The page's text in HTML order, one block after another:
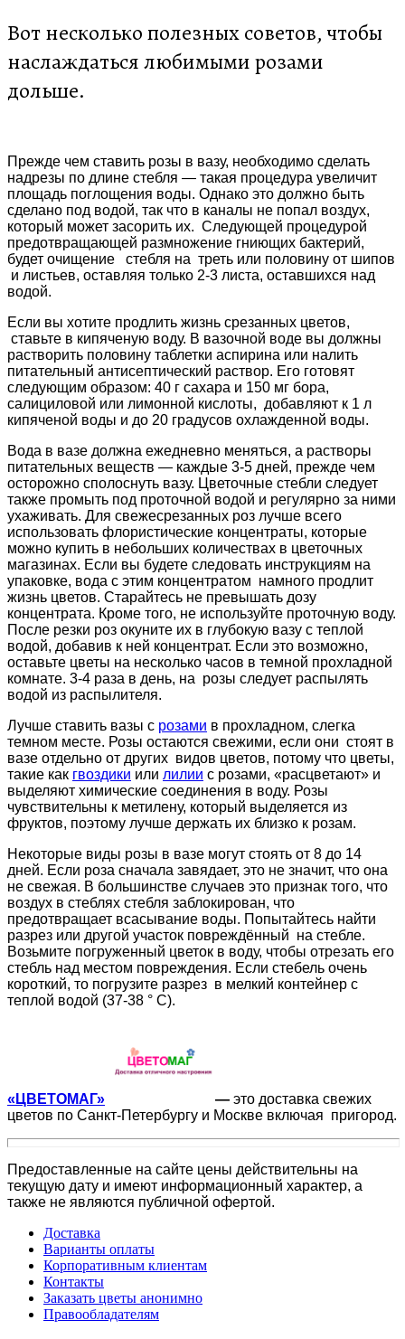
Вот несколько полезных советов, чтобы
наслаждаться любимыми розами
дольше.
Прежде чем ставить розы в вазу, необходимо сделать
надрезы по длине стебля — такая процедура увеличит
площадь поглощения воды. Однако это должно быть
сделано под водой, так что в каналы не попал воздух,
который может засорить их. Следующей процедурой
предотвращающей размножение гниющих бактерий,
будет очищение стебля на треть или половину от шипов
и листьев, оставляя только 2-3 листа, оставшихся над
водой.
Если вы хотите продлить жизнь срезанных цветов,
ставьте в кипяченую воду. В вазочной воде вы должны
растворить половину таблетки аспирина или налить
питательный антисептический раствор. Его готовят
следующим образом: 40 г сахара и 150 мг бора,
салициловой или лимонной кислоты, добавляют к 1 л
кипяченой воды и до 20 градусов охлажденной воды.
Вода в вазе должна ежедневно меняться, а растворы
питательных веществ — каждые 3-5 дней, прежде чем
осторожно сполоснуть вазу. Цветочные стебли следует
также промыть под проточной водой и регулярно за ними
ухаживать. Для свежесрезанных роз лучше всего
использовать флористические концентраты, которые
можно купить в небольших количествах в цветочных
магазинах. Если вы будете следовать инструкциям на
упаковке, вода с этим концентратом намного продлит
жизнь цветов. Старайтесь не превышать дозу
концентрата. Кроме того, не используйте проточную воду.
После резки роз окуните их в глубокую вазу с теплой
водой, добавив к ней концентрат. Если это возможно,
оставьте цветы на несколько часов в темной прохладной
комнате. 3-4 раза в день, на розы следует распылять
водой из распылителя.
Лучше ставить вазы с розами в прохладном, слегка
темном месте. Розы остаются свежими, если они стоят в
вазе отдельно от других видов цветов, потому что цветы,
такие как гвоздики или лилии с розами, «расцветают» и
выделяют химические соединения в воду. Розы
чувствительны к метилену, который выделяется из
фруктов, поэтому лучше держать их близко к розам.
Некоторые виды розы в вазе могут стоять от 8 до 14
дней. Если роза сначала завядает, это не значит, что она
не свежая. В большинстве случаев это признак того, что
воздух в стеблях стебля заблокирован, что
предотвращает всасывание воды. Попытайтесь найти
разрез или другой участок повреждённый на стебле.
Возьмите погруженный цветок в воду, чтобы отрезать его
стебль над местом повреждения. Если стебель очень
короткий, то погрузите разрез в мелкий контейнер с
теплой водой (37-38 ° C).
«ЦВЕТОМАГ» — это доставка свежих
цветов по Санкт-Петербургу и Москве включая пригород.
Предоставленные на сайте цены действительны на
текущую дату и имеют информационный характер, а
также не являются публичной офертой.
Доставка
Варианты оплаты
Корпоративным клиентам
Контакты
Заказать цветы анонимно
Правообладателям